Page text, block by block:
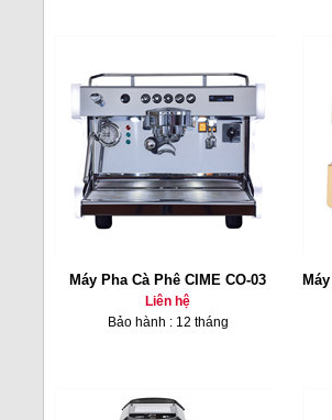
Máy Pha Cà Phê CIME CO-03
Liên hệ
Bảo hành : 12 tháng